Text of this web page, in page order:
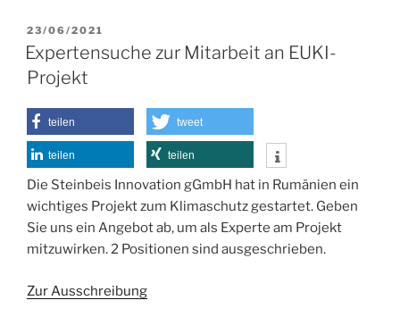
c
e
b
o
o
k
st
o
o
n
l
n
VERÖFFENTLICHT
AM
23/06/2021
Expertensuche zur Mitarbeit an EUKI-
Projekt
teilen tweet
teilen teilen
Die Steinbeis Innovation gGmbH hat in Rumänien ein
wichtiges Projekt zum Klimaschutz gestartet. Geben
Sie uns ein Angebot ab, um als Experte am Projekt
mitzuwirken. 2 Positionen sind ausgeschrieben.
Zur Ausschreibung